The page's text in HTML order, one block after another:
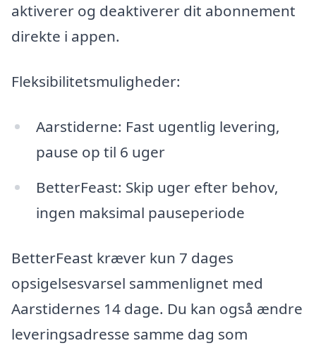
aktiverer og deaktiverer dit abonnement
direkte i appen.
Fleksibilitetsmuligheder:
Aarstiderne: Fast ugentlig levering,
pause op til 6 uger
BetterFeast: Skip uger efter behov,
ingen maksimal pauseperiode
BetterFeast kræver kun 7 dages
opsigelsesvarsel sammenlignet med
Aarstidernes 14 dage. Du kan også ændre
leveringsadresse samme dag som